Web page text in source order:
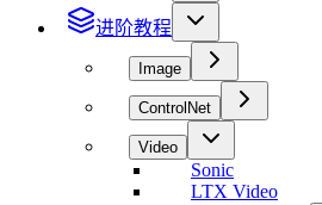
进阶教程
Image
ControlNet
Video
Sonic
LTX Video